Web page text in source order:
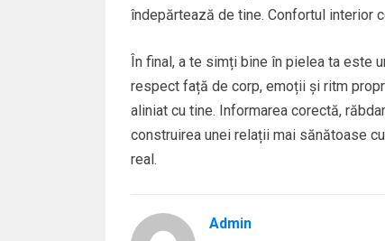
îndepărtează de tine. Confortul interior
În final, a te simți bine în pielea ta este
respect față de corp, emoții și ritm
aliniat cu tine. Informarea corectă,
construirea unei relații mai sănătoase
real.
Admin